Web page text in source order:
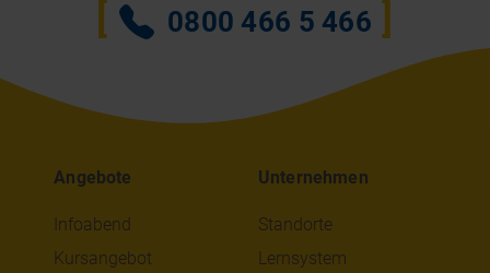
0800 466 5 466
Angebote
Infoabend
Kursangebot
Unternehmen
Standorte
Lernsystem